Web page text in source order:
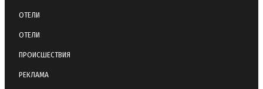
ОТЕЛИ
ОТЕЛИ
ПРОИСШЕСТВИЯ
РЕКЛАМА